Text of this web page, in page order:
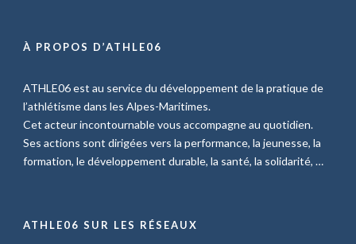
À PROPOS D’ATHLE06
ATHLE06 est au service du développement de la pratique de
l’athlétisme dans les Alpes-Maritimes.
Cet acteur incontournable vous accompagne au quotidien.
Ses actions sont dirigées vers la performance, la jeunesse, la
formation, le développement durable, la santé, la solidarité, …
ATHLE06 SUR LES RÉSEAUX